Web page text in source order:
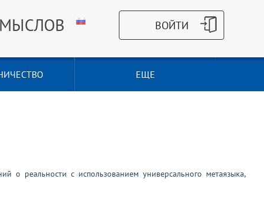
ЕЩЕ
о реальности с использованием универсального метаязыка,